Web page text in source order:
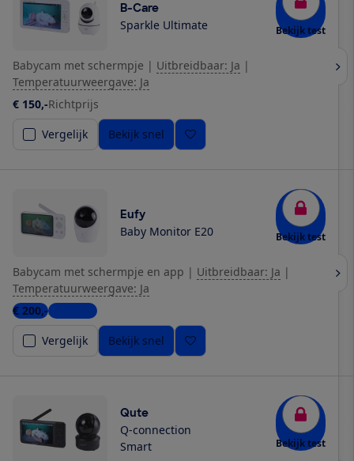
B-Care
Sparkle Ultimate Bekijk test
Babycam met schermpje | Uitbreidbaar: Ja |
Temperatuurweergave: Ja
€ 150,-Richtprijs
Vergelijk
Bekijk snel
Eufy
Baby Monitor E20 Bekijk test
Babycam met schermpje en app | Uitbreidbaar: Ja |
Temperatuurweergave: Ja
€ 200,-2 winkels
Vergelijk
Bekijk snel
Qute
Q-connection
Smart
Bekijk test